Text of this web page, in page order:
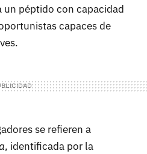
un péptido con capacidad
capaces de
se refieren a
, identificada por la